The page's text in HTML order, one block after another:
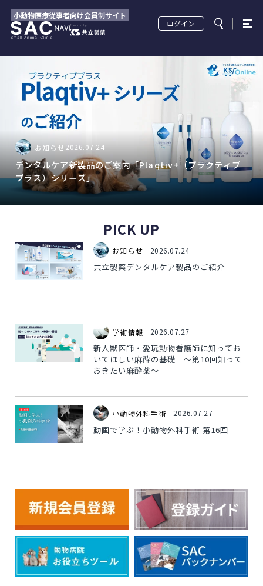
小動物医療従事者向け会員制サイト
ログイン
PICK UP
学術情報2026.07.27
新人獣医師・愛玩動物看護師に知っておいてほしい麻酔の
基礎 ～第10回知っておきたい麻酔薬～
小動物外科手術2026.07.27
動画で学ぶ！小動物外科手術 第16回
お知らせ2026.07.24
デンタルケア新製品のご案内「Plaqtiv+（プラクティブ
プラス）シリーズ」
お知らせ2026.07.24
共立製薬デンタルケア製品のご紹介
新人獣医師・愛玩動物看護師に知ってお
いてほしい麻酔の基礎 ～第10回知って
小動物外科手術 2026.07.27
動画で学ぶ！小動物外科手術 第16回
お知らせ 2026.07.24
デンタルケア新製品のご案内「Plaqtiv+
（プラクティブプラス）シリーズ」
お知らせ 2026.07.24
共立製薬デンタルケア製品のご紹介
学術情報 2026.07.27
新人獣医師・愛玩動物看護師に知ってお
いてほしい麻酔の基礎 ～第10回知って
おきたい麻酔薬～
小動物外科手術 2026.07.27
動画で学ぶ！小動物外科手術 第16回
お知らせ 2026.07.24
デンタルケア新製品のご案内「Plaqtiv+
（プラクティブプラス）シリーズ」
お知らせ 2026.07.24